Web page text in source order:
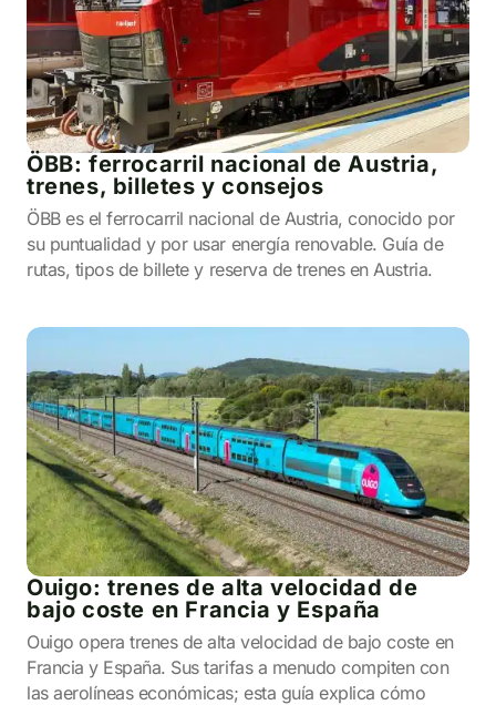
ÖBB: ferrocarril nacional de Austria,
trenes, billetes y consejos
ÖBB es el ferrocarril nacional de Austria, conocido por
su puntualidad y por usar energía renovable. Guía de
rutas, tipos de billete y reserva de trenes en Austria.
Ouigo: trenes de alta velocidad de
bajo coste en Francia y España
Ouigo opera trenes de alta velocidad de bajo coste en
Francia y España. Sus tarifas a menudo compiten con
las aerolíneas económicas; esta guía explica cómo